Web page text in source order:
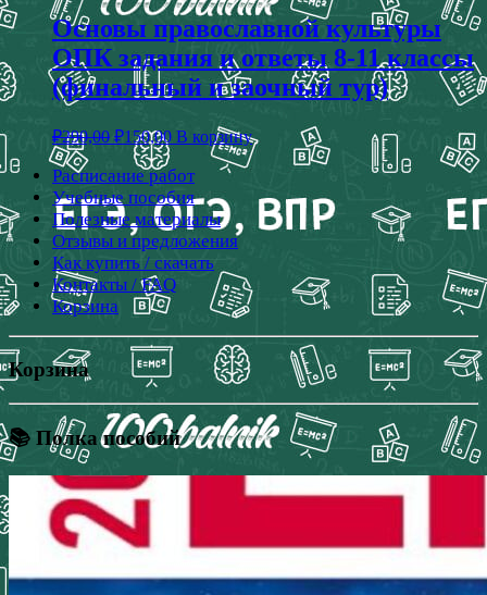
Основы православной культуры
ОПК задания и ответы 8-11 классы
(финальный и заочный тур)
₽290,00 ₽150,00 В корзину
Расписание работ
Учебные пособия
Полезные материалы
Отзывы и предложения
Как купить / скачать
Контакты / FAQ
Корзина
Корзина
📚 Полка пособий